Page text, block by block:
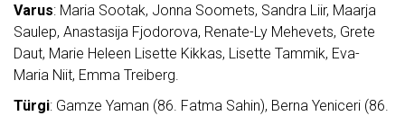
Varus: Maria Sootak, Jonna Soomets, Sandra Liir, Maarja
Saulep, Anastasija Fjodorova, Renate-Ly Mehevets, Grete
Daut, Marie Heleen Lisette Kikkas, Lisette Tammik, Eva-
Maria Niit, Emma Treiberg.
Türgi: Gamze Yaman (86. Fatma Sahin), Berna Yeniceri (86.